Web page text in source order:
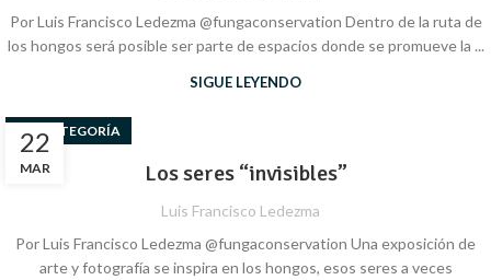
Por Luis Francisco Ledezma @fungaconservation Dentro de la ruta de
los hongos será posible ser parte de espacios donde se promueve la ...
SIGUE LEYENDO
22
MAR
SIN CATEGORÍA
Los seres “invisibles”
Luis Francisco Ledezma
Por Luis Francisco Ledezma @fungaconservation Una exposición de
arte y fotografía se inspira en los hongos, esos seres a veces